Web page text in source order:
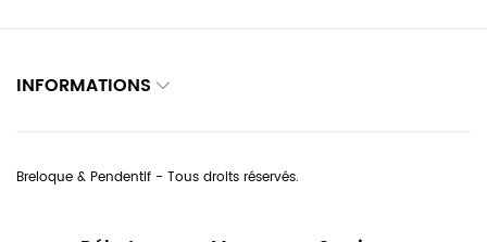
INFORMATIONS
Breloque & Pendentif - Tous droits réservés.